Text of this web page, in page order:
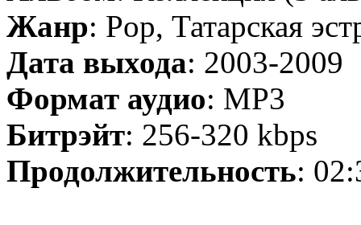
Жанр: Pop, Татарская
Дата выхода: 2003-2009
Формат аудио: MP3
Битрэйт: 256-320 kbps
Продолжительность: